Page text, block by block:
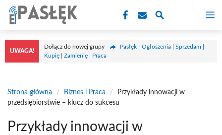
Przejdź
treści
UWAGA!
Dołącz do nowej grupy
Pasłęk - Ogłoszenia | Sprzedam |
Kupię | Zamienię | Praca
Strona główna / Biznes i Praca /
Przykłady innowacji w
przedsiębiorstwie – klucz do sukcesu
Przykłady innowacji w